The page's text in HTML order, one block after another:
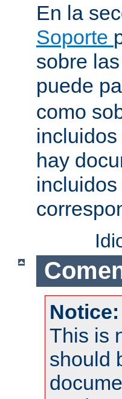
En la
Soporte
sobre
puede
como
hay
Notice:
This is
should